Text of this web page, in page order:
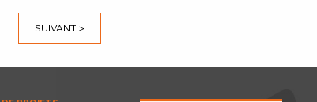
SUIVANT >